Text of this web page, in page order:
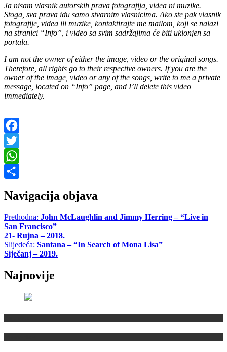
Ja nisam vlasnik autorskih prava fotografija, videa ni muzike.
Stoga, sva prava idu samo stvarnim vlasnicima. Ako ste pak vlasnik
fotografije, videa ili muzike, kontaktirajte me mailom, koji se nalazi
na stranici “Info”, i video sa svim sadržajima će biti uklonjen sa
portala.
I am not the owner of either the image, video or the original songs.
Therefore, all rights go to their respective owners. If you are the
owner of the image, video or any of the songs, write to me a private
message, located on “Info” page, and I’ll delete this video
immediately.
Facebook
Twitter
WhatsApp
Navigacija objava
Prethodna: John McLaughlin and Jimmy Herring – “Live in
San Francisco”
21- Rujna – 2018.
Slijedeća: Santana – “In Search of Mona Lisa”
Siječanj – 2019.
Najnovije